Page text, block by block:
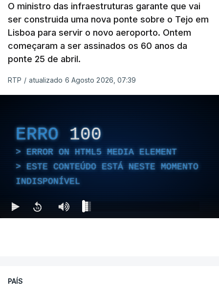
O ministro das infraestruturas garante que vai
ser construida uma nova ponte sobre o Tejo em
Lisboa para servir o novo aeroporto. Ontem
começaram a ser assinados os 60 anos da
ponte 25 de abril.
RTP / atualizado 6 Agosto 2026, 07:39
ERRO 100
ERROR ON HTML5 MEDIA ELEMENT
ESTE CONTEÚDO ESTÁ NESTE MOMENTO
INDISPONÍVEL
PAÍS